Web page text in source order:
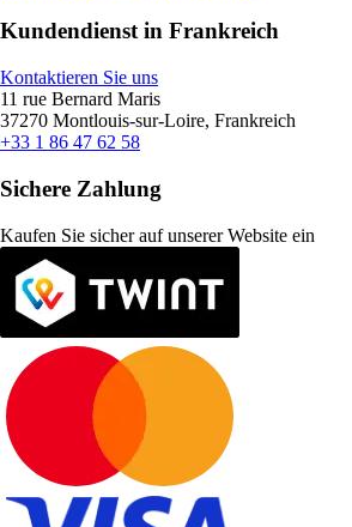
Kundendienst in Frankreich
Kontaktieren Sie uns
11 rue Bernard Maris
37270 Montlouis-sur-Loire, Frankreich
+33 1 86 47 62 58
Sichere Zahlung
Kaufen Sie sicher auf unserer Website ein